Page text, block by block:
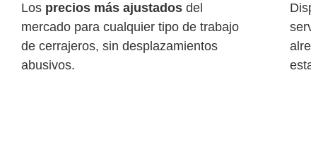
Los precios más ajustados del
mercado para cualquier tipo de trabajo
de cerrajeros, sin desplazamientos
abusivos.